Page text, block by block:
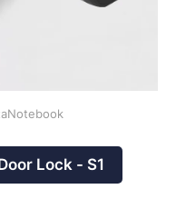
Lock - S1